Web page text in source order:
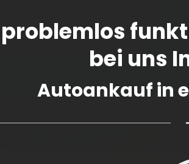
problemlos
bei uns
Autoankauf in